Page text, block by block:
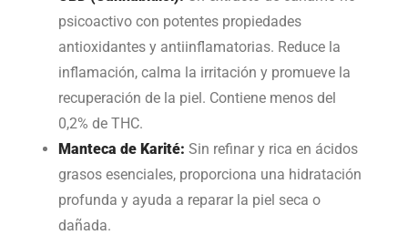
psicoactivo con potentes propiedades
antioxidantes y antiinflamatorias. Reduce la
inflamación, calma la irritación y promueve la
recuperación de la piel. Contiene menos del
0,2% de THC.
Manteca de Karité: Sin refinar y rica en ácidos
grasos esenciales, proporciona una hidratación
profunda y ayuda a reparar la piel seca o
dañada.